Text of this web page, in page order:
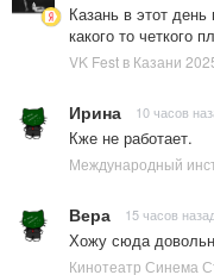
Казань в этот
какого то четкого
VK Fest в Казани
Ирина 10 часов
Кже не работает.
Международный
Вера 15 часов
Хожу сюда
Кинотеатр Синема